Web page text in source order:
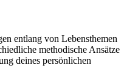
entlang von Lebensthemen
methodische Ansätze
deines persönlichen